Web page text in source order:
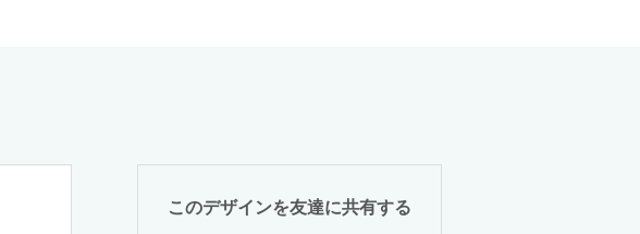
このデザインを友達に共有する